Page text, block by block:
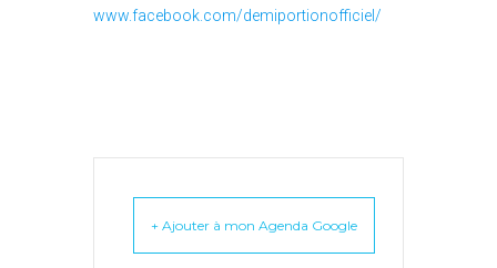
www.facebook.com/demiportionofficiel/
+ Ajouter à mon Agenda Google